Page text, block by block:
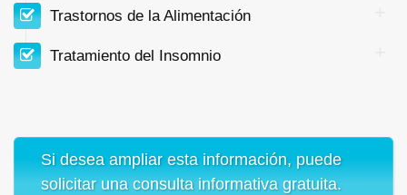
Trastornos de la Alimentación
Tratamiento del Insomnio
Si desea ampliar esta información, puede
solicitar una consulta informativa gratuita.